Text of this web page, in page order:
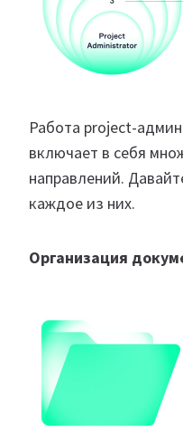
Работа project-
включает в себя
направлений.
каждое из них.
Организация